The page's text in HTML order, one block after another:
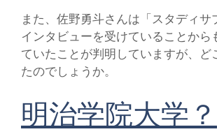
また、佐野勇斗さんは「スタディサ
インタビューを受けていることから
ていたことが判明していますが、ど
たのでしょうか。
明治学院大学？